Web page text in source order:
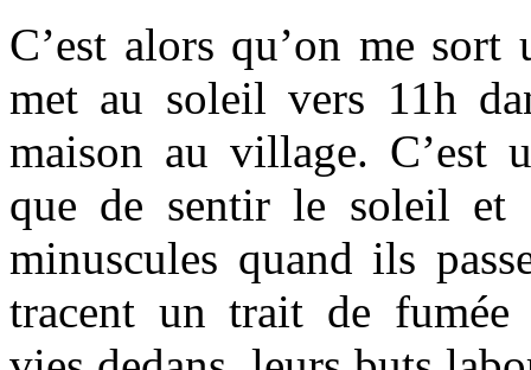
C’est alors qu’on me sort
met au soleil vers 11h
maison au village. C’est
que de sentir le soleil et
minuscules quand ils
tracent un trait de fumée